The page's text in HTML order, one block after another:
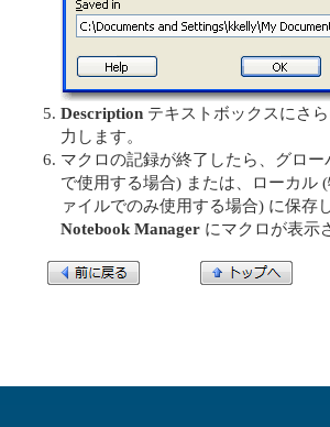
Description テキストボックスにさ
力します。
マクロの記録が終了したら、グロー
で使用する場合) または、ローカル
ァイルでのみ使用する場合) に保存
Notebook Manager にマクロが表示